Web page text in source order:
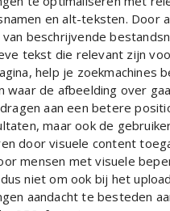
en alt-teksten. Door
beschrijvende
tekst die relevant zijn
help je zoekmachines
waar de afbeelding over
aan een betere
maar ook de
door visuele content
mensen met visuele
niet om ook bij het
aandacht te besteden